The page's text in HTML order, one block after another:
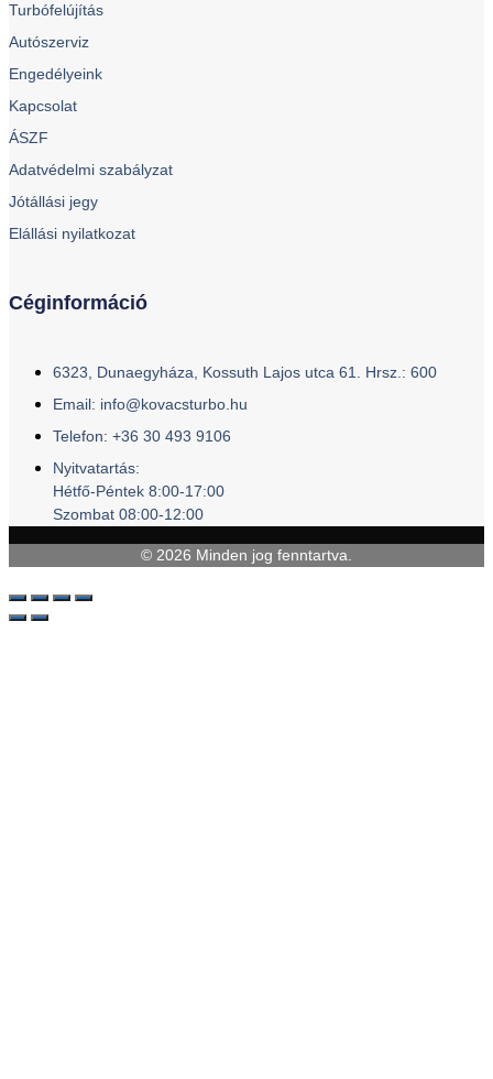
Turbófelújítás
Autószerviz
Engedélyeink
Kapcsolat
ÁSZF
Adatvédelmi szabályzat
Jótállási jegy
Elállási nyilatkozat
Céginformáció
6323, Dunaegyháza, Kossuth Lajos utca 61. Hrsz.: 600
Email: info@kovacsturbo.hu
Telefon: +36 30 493 9106
Nyitvatartás:
Hétfő-Péntek 8:00-17:00
Szombat 08:00-12:00
© 2026 Minden jog fenntartva.